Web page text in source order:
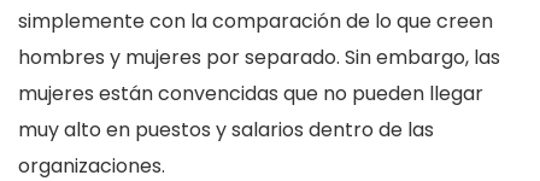
simplemente con la comparación de lo que creen
hombres y mujeres por separado. Sin embargo, las
mujeres están convencidas que no pueden llegar
muy alto en puestos y salarios dentro de las
organizaciones.